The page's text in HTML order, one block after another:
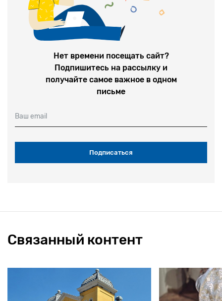
Нет времени посещать сайт?
Подпишитесь на рассылку и
получайте самое важное в одном
письме
Ваш email
Связанный контент